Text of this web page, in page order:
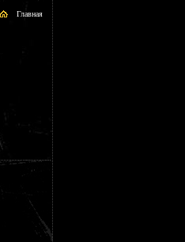
Главная